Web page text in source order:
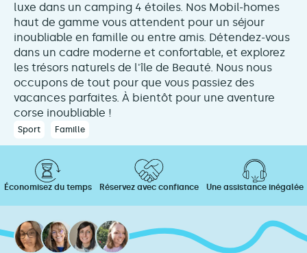
luxe dans un camping 4 étoiles. Nos Mobil-homes
haut de gamme vous attendent pour un séjour
inoubliable en famille ou entre amis. Détendez-vous
dans un cadre moderne et confortable, et explorez
les trésors naturels de l'île de Beauté. Nous nous
occupons de tout pour que vous passiez des
vacances parfaites. À bientôt pour une aventure
corse inoubliable !
Sport Famille
Économisez du temps Réservez avec confiance Une assistance inégalée